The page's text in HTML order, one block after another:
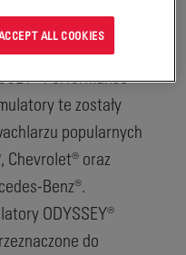
ODYSSEY® będzie
Performance
te zostały
popularnych
Chevrolet® oraz
Benz®.
ODYSSEY®
do
ALL COOKIES